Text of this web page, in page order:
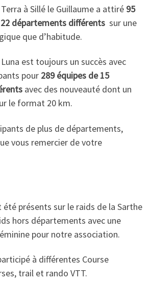
à Sillé le Guillaume a attiré 95
22 départements différents sur une
que d’habitude.
est toujours un succès avec
pour 289 équipes de 15
avec des nouveauté dont un
le format 20 km.
de plus de départements,
vous remercier de votre
été présents sur le raids de la Sarthe
hors départements avec une
pour notre association.
à différentes Course
trail et rando VTT.